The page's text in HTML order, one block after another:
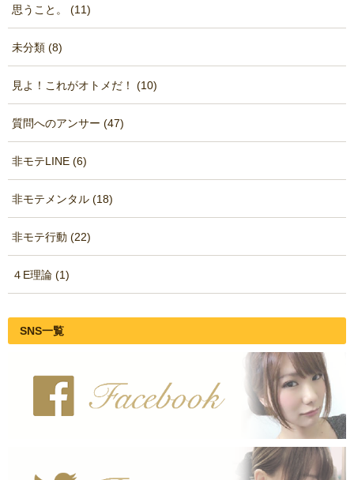
思うこと。 (11)
未分類 (8)
見よ！これがオトメだ！ (10)
質問へのアンサー (47)
非モテLINE (6)
非モテメンタル (18)
非モテ行動 (22)
４E理論 (1)
SNS一覧